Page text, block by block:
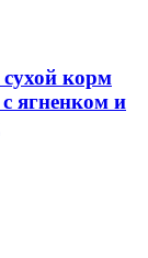
корм
ягненком и